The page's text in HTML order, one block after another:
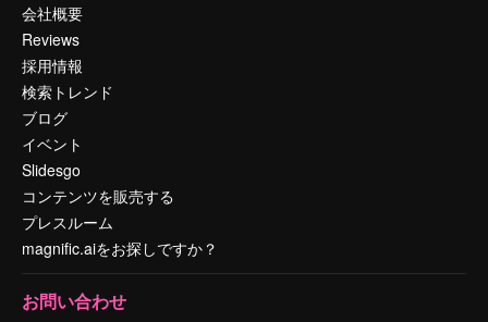
会社概要
Reviews
採用情報
検索トレンド
ブログ
イベント
Slidesgo
コンテンツを販売する
プレスルーム
magnific.aiをお探しですか？
お問い合わせ